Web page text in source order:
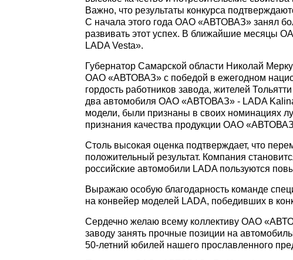
Важно, что результаты конкурса
С начала этого года ОАО «АВТОВАЗ» занял
развивать этот успех. В ближайшие месяцы
LADA Vesta».
Губернатор Самарской области Николай
ОАО «АВТОВАЗ» с победой в ежегодном
гордость работников завода, жителей
два автомобиля ОАО «АВТОВАЗ» - LADA
модели, были признаны в своих номинациях
признания качества продукции ОАО
Столь высокая оценка подтверждает, что
положительный результат. Компания
российские автомобили LADA пользуются
Выражаю особую благодарность команде
на конвейер моделей LADA, победивших в
Сердечно желаю всему коллективу ОАО
заводу занять прочные позиции на
50-летний юбилей нашего прославленного